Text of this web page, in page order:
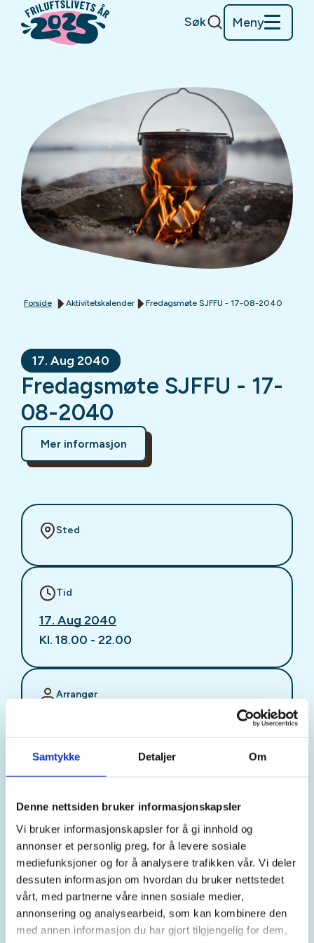
Samtykke Detaljer Om
Denne nettsiden bruker informasjonskapsler
Vi bruker informasjonskapsler for å gi innhold og
annonser et personlig preg, for å levere sosiale
mediefunksjoner og for å analysere trafikken vår. Vi deler
dessuten informasjon om hvordan du bruker nettstedet
vårt, med partnerne våre innen sosiale medier,
annonsering og analysearbeid, som kan kombinere den
med annen informasjon du har gjort tilgjengelig for dem,
Søk Meny
Forside Aktivitetskalender Fredagsmøte SJFFU - 17-08-2040
17. Aug 2040
Fredagsmøte SJFFU - 17-
08-2040
Mer informasjon
Sted
Tid
17. Aug 2040
Kl. 18.00 - 22.00
Arrangør
Kontaktperson
sjffung@outlook.com
Fast fredagsmøte i
Ungdomsutvalget SJFF
(SJFFU)